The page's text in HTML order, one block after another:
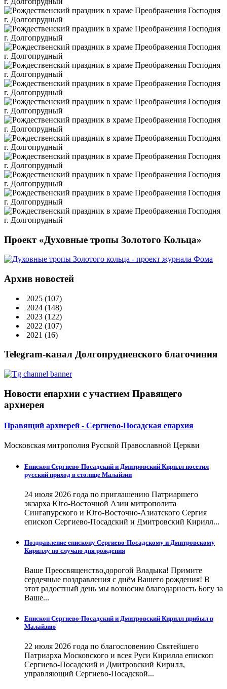
Проект «Духовные тропы Золотого Кольца»
Архив новостей
2025 (107)
2024 (148)
2023 (122)
2022 (107)
2021 (16)
Telegram-канал Долгопрудненского благочиния
Новости епархии с участием Правящего
архиерея
Правящий архиерей - Сергиево-Посадская епархия
Московская митрополия Русской Православной Церкви
Епископ Сергиево-Посадский и Дмитровский Кирилл посетил
русский приход в столице Малайзии
24 июля 2026 года по приглашению Патриаршего
экзарха Юго-Восточной Азии митрополита
Сингапурского и Юго-Восточно-Азиатского Сергия
епископ Сергиево-Посадский и Дмитровский Кирилл...
Поздравление епископу Сергиево-Посадскому и Дмитровскому
Кириллу по случаю дня рождения
Ваше Преосвященство,дорогой Владыка! Примите
сердечные поздравления с днём Вашего рождения! В
этот радостный день мы возносим благодарность Богу за
Ваше...
Епископ Сергиево-Посадский и Дмитровский Кирилл прибыл в
Малайзию
22 июля 2026 года по благословению Святейшего
Патриарха Московского и всея Руси Кирилла епископ
Сергиево-Посадский и Дмитровский Кирилл,
управляющий Сергиево-Посадской...